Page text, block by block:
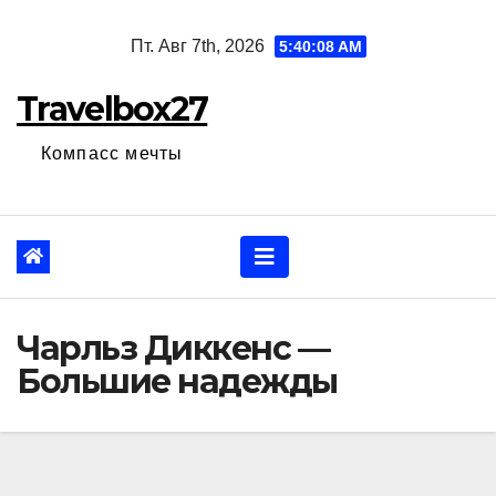
Пт. Авг 7th, 2026 5:40:09 AM
Travelbox27
Компасс мечты
Чарльз Диккенс —
Большие надежды